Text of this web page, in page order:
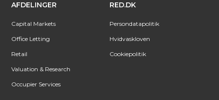
AFDELINGER
Capital Markets
Office Letting
Retail
Valuation & Research
Occupier Services
RED.DK
Persondatapolitik
Hvidvaskloven
Cookiepolitik